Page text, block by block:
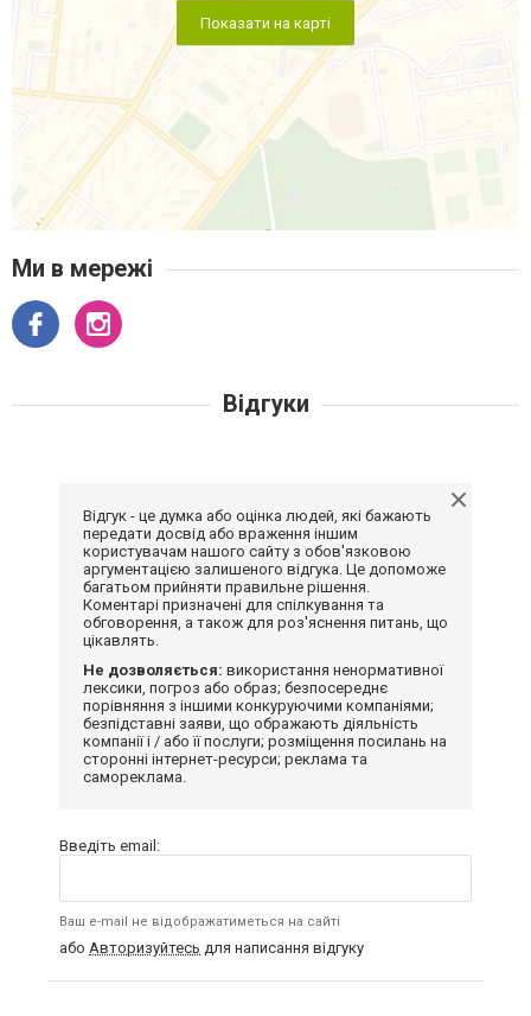
Показати на карті
Ми в мережі
Відгуки
Відгук - це думка або оцінка людей, які бажають
передати досвід або враження іншим
користувачам нашого сайту з обов'язковою
аргументацією залишеного відгука. Це допоможе
багатьом прийняти правильне рішення.
Коментарі призначені для спілкування та
обговорення, а також для роз'яснення питань, що
цікавлять.
Не дозволяється: використання ненормативної
лексики, погроз або образ; безпосереднє
порівняння з іншими конкуруючими компаніями;
безпідставні заяви, що ображають діяльність
компанії і / або її послуги; розміщення посилань на
сторонні інтернет-ресурси; реклама та
самореклама.
Введіть email:
Ваш e-mail не відображатиметься на сайті
або Авторизуйтесь для написання відгуку